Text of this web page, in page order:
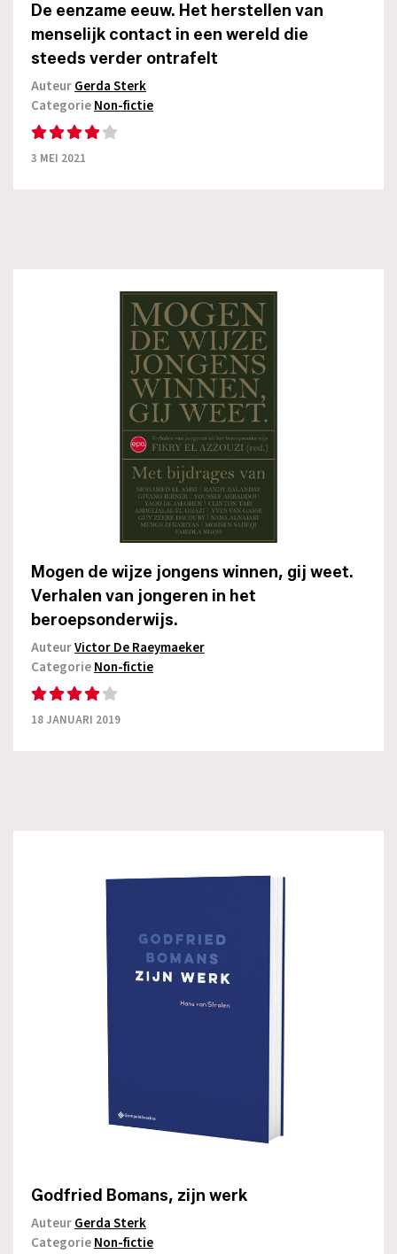
De eenzame eeuw. Het herstellen van
menselijk contact in een wereld die
steeds verder ontrafelt
AuteurGerda Sterk
CategorieNon-fictie
3 MEI 2021
Mogen de wijze jongens winnen, gij weet.
Verhalen van jongeren in het
beroepsonderwijs.
AuteurVictor De Raeymaeker
CategorieNon-fictie
18 JANUARI 2019
Godfried Bomans, zijn werk
AuteurGerda Sterk
CategorieNon-fictie